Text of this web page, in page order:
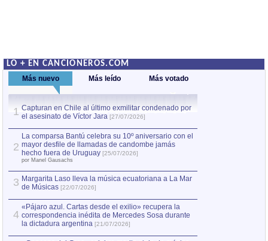
LO + EN CANCIONEROS.COM
Más nuevo Más leído Más votado
1 Capturan en Chile al último exmilitar condenado por
el asesinato de Víctor Jara [27/07/2026]
2
La comparsa Bantú celebra su 10º aniversario con el
mayor desfile de llamadas de candombe jamás
hecho fuera de Uruguay [25/07/2026]
por Manel Gausachs
3 Margarita Laso lleva la música ecuatoriana a La Mar
de Músicas [22/07/2026]
4
«Pájaro azul. Cartas desde el exilio» recupera la
correspondencia inédita de Mercedes Sosa durante
la dictadura argentina [21/07/2026]